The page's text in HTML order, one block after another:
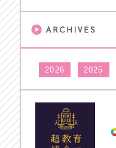
2026 2025